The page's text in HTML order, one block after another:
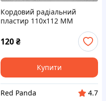
Кордовий радіальний
пластир 110х112 ММ
порізів шин
120₴
Купити
Red Panda
4.7